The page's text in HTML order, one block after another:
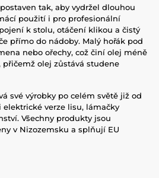
tak, aby vydržel dlouhou
použití i pro profesionální
k stolu, otáčení klikou a čistý
přímo do nádoby. Malý hořák pod
nebo ořechy, což činí olej méně
přičemž olej zůstává studene
své výrobky po celém světě již od
elektrické verze lisu, lámačky
Všechny produkty jsou
v Nizozemsku a splňují EU